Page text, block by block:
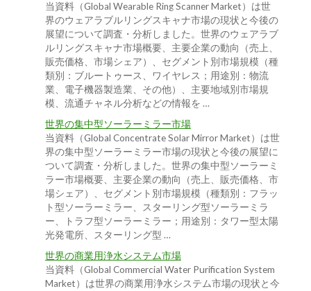
当資料（Global Wearable Ring Scanner Market）は世
界のウェアラブルリングスキャナ市場の現状と今後の
展望について調査・分析しました。世界のウェアラブ
ルリングスキャナ市場概要、主要企業の動向（売上、
販売価格、市場シェア）、セグメント別市場規模（種
類別：ブルートゥース、ワイヤレス；用途別：物流
業、電子機器製造業、その他）、主要地域別市場規
模、流通チャネル分析などの情報を …
世界の集中型ソーラーミラー市場
当資料（Global Concentrate Solar Mirror Market）は世
界の集中型ソーラーミラー市場の現状と今後の展望に
ついて調査・分析しました。世界の集中型ソーラーミ
ラー市場概要、主要企業の動向（売上、販売価格、市
場シェア）、セグメント別市場規模（種類別：フラッ
ト型ソーラーミラー、スターリング型ソーラーミラ
ー、トラフ型ソーラーミラー；用途別：タワー型太陽
光発電所、スターリング型 …
世界の商業用浄水システム市場
当資料（Global Commercial Water Purification System
Market）は世界の商業用浄水システム市場の現状と今